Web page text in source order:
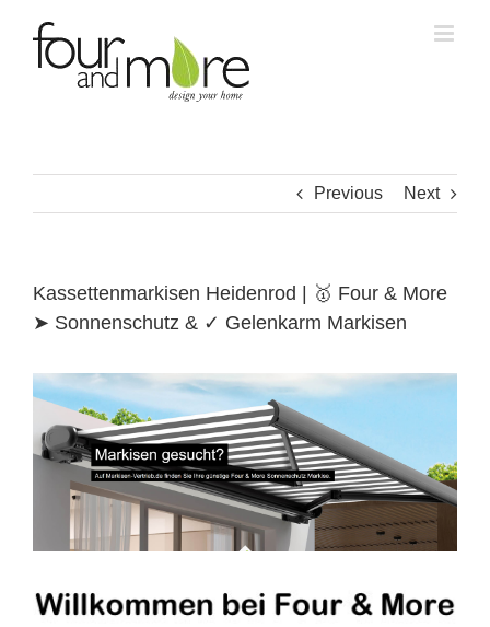
content
Previous Next
Kassettenmarkisen Heidenrod | 🥇 Four & More
➤ Sonnenschutz & ✓ Gelenkarm Markisen